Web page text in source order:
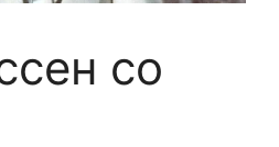
со